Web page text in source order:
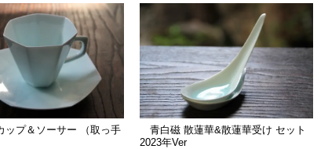
プ＆ソーサー （取っ手
青白磁 散蓮華&散蓮華受け セット
2023年Ver